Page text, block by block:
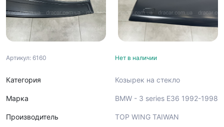
Артикул: 6160
Категория
Марка
Производитель
Нет в наличии
Козырек на стекло
BMW - 3 series E36 1992-1998
TOP WING TAIWAN